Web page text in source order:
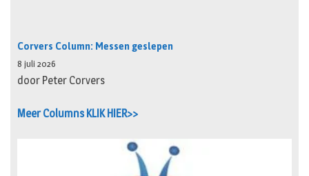
Corvers Column: Messen geslepen
8 juli 2026
door Peter Corvers
Meer Columns KLIK HIER>>